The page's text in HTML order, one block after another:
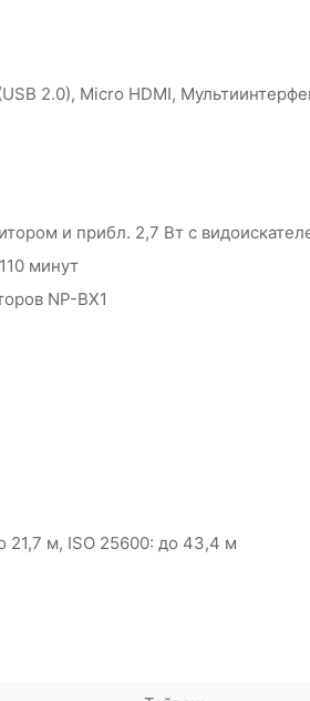
2.0), Micro HDMI,
и прибл. 2,7 Вт с
минут
NP-BX1
21,7 м, ISO 25600: до 43,4 м